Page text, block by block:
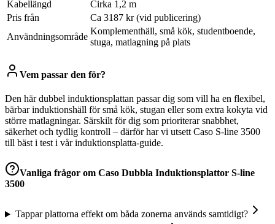
Kabellängd
Cirka 1,2 m
Pris från
Ca 3187 kr (vid publicering)
Användningsområde
Komplementhäll, små kök, studentboende,
stuga, matlagning på plats
Vem passar den för?
Den här dubbel induktionsplattan passar dig som vill ha en flexibel,
bärbar induktionshäll för små kök, stugan eller som extra kokyta vid
större matlagningar. Särskilt för dig som prioriterar snabbhet,
säkerhet och tydlig kontroll – därför har vi utsett Caso S-line 3500
till bäst i test i vår induktionsplatta-guide.
Vanliga frågor om Caso Dubbla Induktionsplattor S-line
3500
Tappar plattorna effekt om båda zonerna används samtidigt?